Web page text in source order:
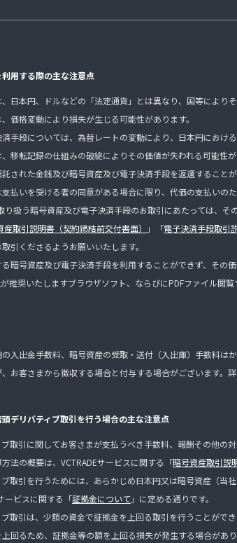
用する際の主な注意点
日本円、ドルなどの「法定通貨」とは異なり、国等により
価格変動により損失が生じる可能性があります。
手段については、為替レートの変動により、日本円におけ
移転記録の仕組みの破綻によりその価値が失われる可能性が
された金銭及び暗号資産及び電子決済手段を返還することが
払いを受ける者の同意がある場合に限り、代価の支払いのた
り扱う暗号資産及び電子決済手段のお取引にあたっては、
産取引説明書（契約締結前交付書面） 」「電子決済手段取引
引くださるようお願いいたします。
暗号資産及び電子決済手段を利用することができず、その価
推奨いたしますブラウザソフト、ならびにPDFファイル閲覧
入出金手数料、暗号資産の受取・送付（入出庫）手数料
お客さまから徴収する場合と付与する場合がございます。
デリバティブ取引を行う場合の主な注意点
取引に関してお客さまが支払うべき手数料、報酬その他
法の概要は、VCTRADEサービスに関する「暗号資産取引説
取引を行うためには、あらかじめ日本円又は暗号資産（
ービスに関する「証拠金について 」に定める通りです。
取引は、少額の資金で証拠金を上回る取引を行うことが
回るため、証拠金等の額を上回る損失が発生する場合が